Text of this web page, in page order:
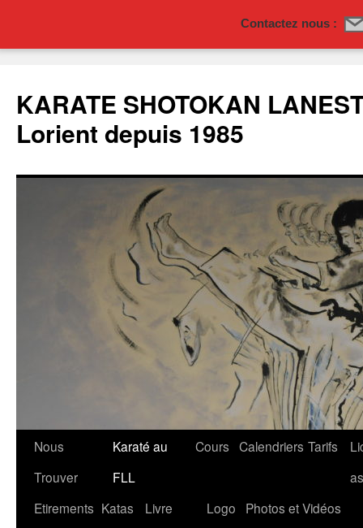
Contactez nous :
contenu
KARATE SHOTOKAN
Lorient depuis 1985
Nous
Trouver
Karaté au
FLL
Cours Calendriers Tarifs
Etirements Katas
Livre
Logo
Photos et Vidéos